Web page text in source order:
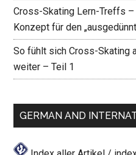
Cross-Skating Lern-Treffs
Konzept für den
So fühlt sich Cross-Skating
weiter – Teil 1
GERMAN AND